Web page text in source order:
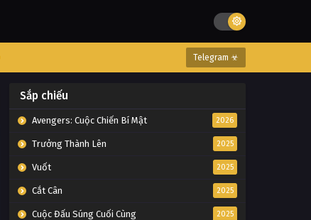
Telegram ☣
Sắp chiếu
Avengers: Cuộc Chiến Bí Mật 2026
Trưởng Thành Lên 2025
Vuốt 2025
Cắt Cân 2025
Cuộc Đấu Súng Cuối Cùng 2025